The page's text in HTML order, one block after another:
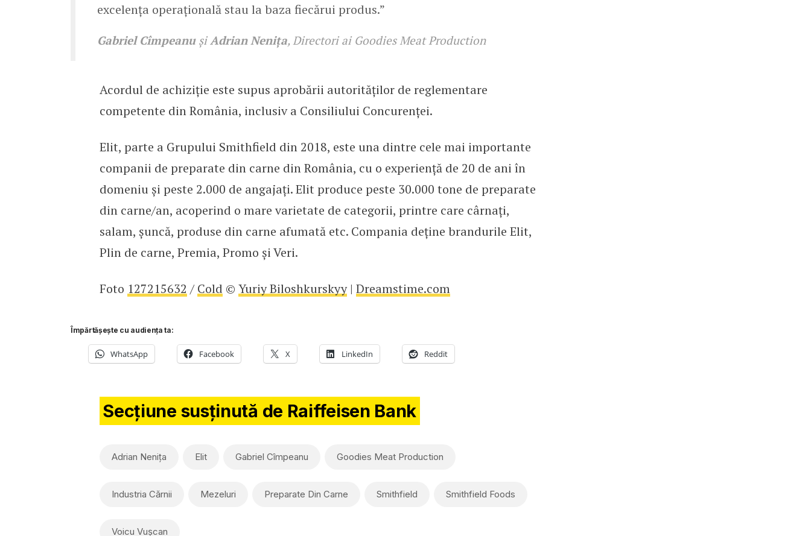
excelența operațională stau la baza fiecărui produs.”
Gabriel Cîmpeanuși Adrian Nenița, Directori ai Goodies Meat Production
Acordul de achiziție este supus aprobării autorităților de reglementare
competente din România, inclusiv a Consiliului Concurenței.
Elit, parte a Grupului Smithfield din 2018, este una dintre cele mai importante
companii de preparate din carne din România, cu o experiență de 20 de ani în
domeniu și peste 2.000 de angajați. Elit produce peste 30.000 tone de preparate
din carne/an, acoperind o mare varietate de categorii, printre care cârnați,
salam, șuncă, produse din carne afumată etc. Compania deține brandurile Elit,
Plin de carne, Premia, Promo și Veri.
Foto 127215632 /Cold © Yuriy Biloshkurskyy| Dreamstime.com
Împărtășește cu audiența ta:
WhatsApp Facebook X LinkedIn Reddit
Secțiune susținută de Raiffeisen Bank
Adrian Nenița Elit Gabriel Cîmpeanu Goodies Meat Production
Industria Cărnii Mezeluri Preparate Din Carne Smithfield Smithfield Foods
Voicu Vușcan